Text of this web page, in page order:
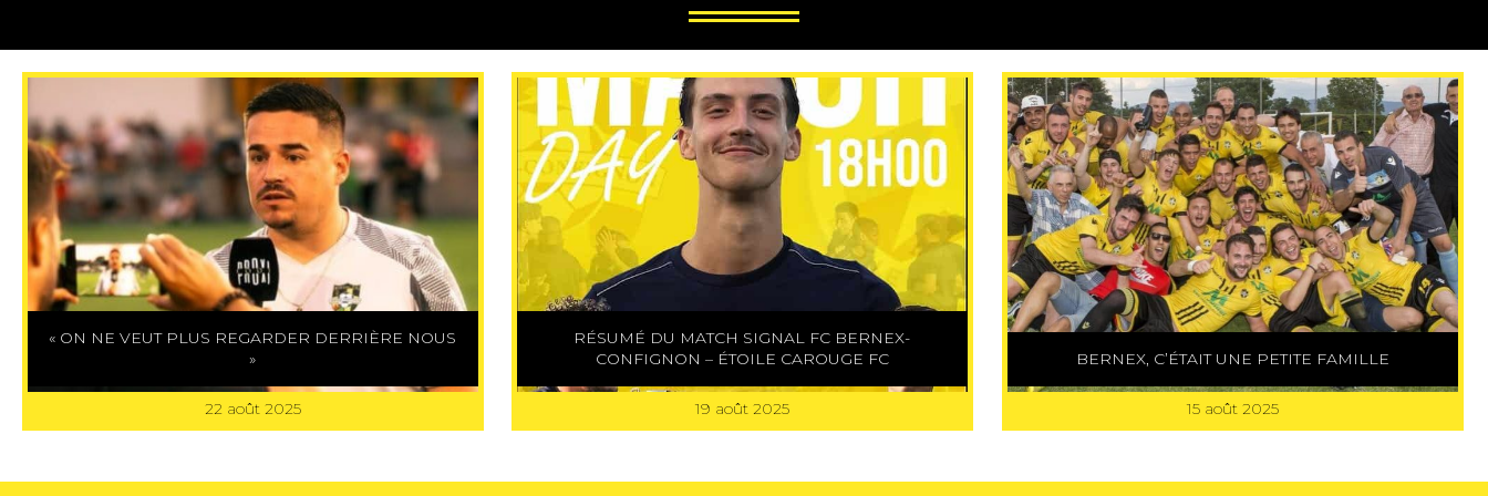
« ON NE VEUT PLUS REGARDER DERRIÈRE NOUS
»
22 août 2025
RÉSUMÉ DU MATCH SIGNAL FC BERNEX-
CONFIGNON – ÉTOILE CAROUGE FC
19 août 2025
BERNEX, C’ÉTAIT UNE PETITE FAMILLE
15 août 2025